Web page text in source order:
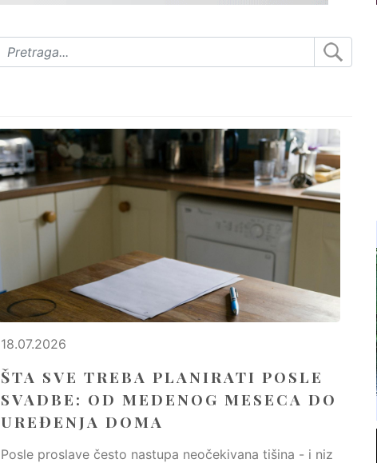
18.07.2026
ŠTA SVE TREBA PLANIRATI POSLE
SVADBE: OD MEDENOG MESECA DO
UREĐENJA DOMA
Posle proslave često nastupa neočekivana tišina - i niz